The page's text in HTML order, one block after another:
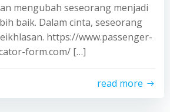
mengubah seseorang menjadi
baik. Dalam cinta, seseorang
https://www.passenger-
form.com/ […]
read more